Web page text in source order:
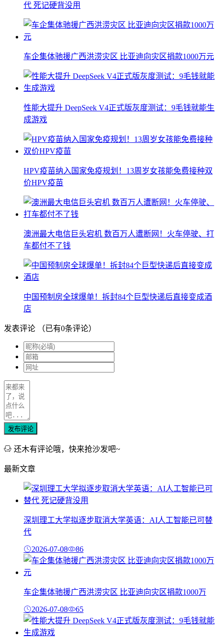
代 死记硬背没用
车企集体驰援广西洪涝灾区 比亚迪向灾区捐款1000万元
性能大提升 DeepSeek V4正式版灰度测试：9毛钱就能生
成游戏
HPV疫苗纳入国家免疫规划！13周岁女孩能免费接种双
价HPV疫苗
澳洲最大电信巨头宕机 数百万人遭断网！火车停驶、打
车都付不了钱
中国预制房全球爆单！拆封84个巨型快递后直接变成酒
店
发表评论 （已有0条评论）
发布评论
还木有评论哦，快来抢沙发吧~
最新文章
深圳理工大学拟逐步取消大学英语：AI人工智能已可替
代
2026-07-08 86
车企集体驰援广西洪涝灾区 比亚迪向灾区捐款1000万
2026-07-08 65